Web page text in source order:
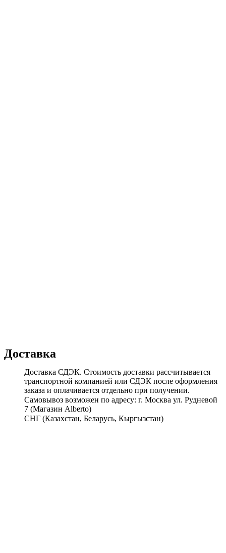
Доставка
Доставка СДЭК. Стоимость доставки рассчитывается
транспортной компанией или СДЭК после оформления
заказа и оплачивается отдельно при получении.
Самовывоз возможен по адресу: г. Москва ул. Рудневой
7 (Магазин Alberto)
СНГ (Казахстан, Беларусь, Кыргызстан)